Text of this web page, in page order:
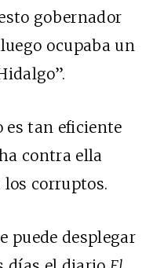
gobernador
ocupaba un
es tan eficiente
contra ella
corruptos.
puede desplegar